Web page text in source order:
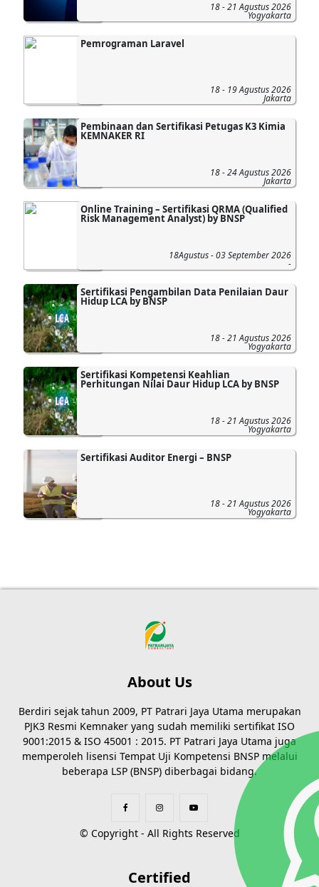
18 - 21 Agustus 2026
Yogyakarta
Pemrograman Laravel
18 - 19 Agustus 2026
Jakarta
Pembinaan dan Sertifikasi Petugas K3 Kimia
KEMNAKER RI
18 - 24 Agustus 2026
Jakarta
Online Training – Sertifikasi QRMA (Qualified
Risk Management Analyst) by BNSP
18Agustus - 03 September 2026
-
Sertifikasi Pengambilan Data Penilaian Daur
Hidup LCA by BNSP
18 - 21 Agustus 2026
Yogyakarta
Sertifikasi Kompetensi Keahlian
Perhitungan Nilai Daur Hidup LCA by BNSP
18 - 21 Agustus 2026
Yogyakarta
Sertifikasi Auditor Energi – BNSP
18 - 21 Agustus 2026
Yogyakarta
About Us
Berdiri sejak tahun 2009, PT Patrari Jaya Utama merupakan
PJK3 Resmi Kemnaker yang sudah memiliki sertifikat ISO
9001:2015 & ISO 45001 : 2015. PT Patrari Jaya Utama juga
memperoleh lisensi Tempat Uji Kompetensi BNSP melalui
beberapa LSP (BNSP) diberbagai bidang.
© Copyright - All Rights Reserved
Certified